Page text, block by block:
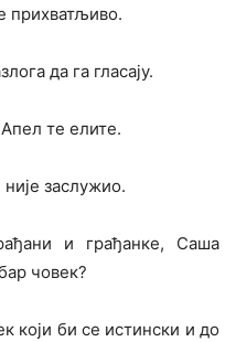
прихватљиво.
да га гласају.
те елите.
заслужио.
и грађанке, Саша
човек?
који би се истински и до